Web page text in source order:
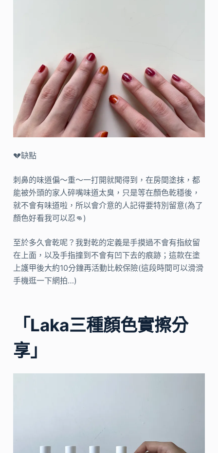
💔缺點
刺鼻的味道偏～重～一打開就聞得到，在房間塗抹，都
能被外頭的家人碎嘴味道太臭，只是等在顏色乾穩後，
就不會有味道啦，所以會介意的人記得要特別留意(為了
顏色好看我可以忍👊)
至於多久會乾呢？我對乾的定義是手摸過不會有指紋留
在上面，以及手指撞到不會有凹下去的痕跡；這款在塗
上護甲後大約10分鐘再活動比較保險(這段時間可以滑滑
手機逛一下網拍…)
「Laka三種顏色實擦分
享」